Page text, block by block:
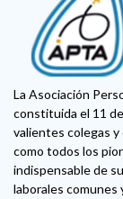
La Asociación
constituida el 11
valientes colegas
como todos los
indispensable de
laborales comunes